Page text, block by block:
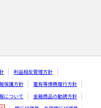
利益相反管理方針
保護方針
電有等債務履行方針
について
金融商品の勧誘方針